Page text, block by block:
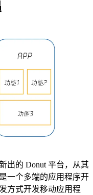
出的 Donut 平台，从其
一个多端的应用程序开
方式开发移动应用程